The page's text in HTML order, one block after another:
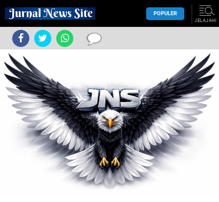
POPULER
JELAJAHI